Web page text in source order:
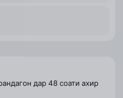
дар 48 соати ахир